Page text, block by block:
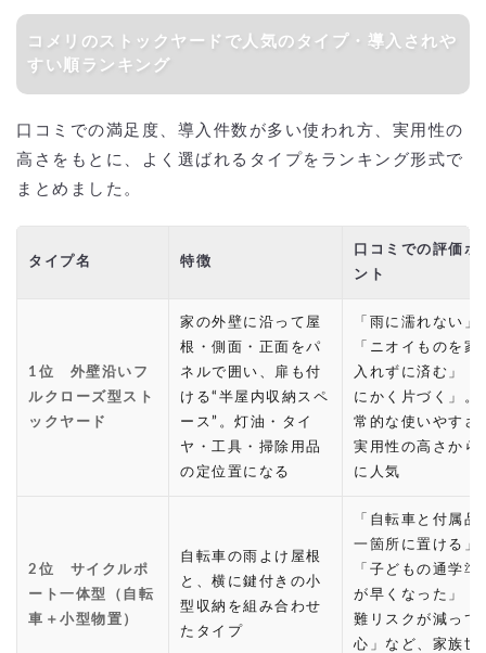
コメリのストックヤードで人気のタイプ・導入されや
すい順ランキング
口コミでの満足度、導入件数が多い使われ方、実用性の
高さをもとに、よく選ばれるタイプをランキング形式で
まとめました。
タイプ名 特徴
口コミでの評価ポ
ント
1位 外壁沿いフ
ルクローズ型スト
ックヤード
家の外壁に沿って屋
根・側面・正面をパ
ネルで囲い、扉も付
ける“半屋内収納スペ
ース”。灯油・タイ
ヤ・工具・掃除用品
の定位置になる
「雨に濡れない」
「ニオイものを家
入れずに済む」「
にかく片づく」。
常的な使いやすさ
実用性の高さから
に人気
2位 サイクルポ
ート一体型（自転
車＋小型物置）
自転車の雨よけ屋根
と、横に鍵付きの小
型収納を組み合わせ
たタイプ
「自転車と付属品
一箇所に置ける」
「子どもの通学準
が早くなった」「
難リスクが減って
心」など、家族世